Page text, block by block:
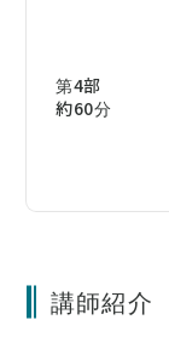
第4部
約60分
講師紹介